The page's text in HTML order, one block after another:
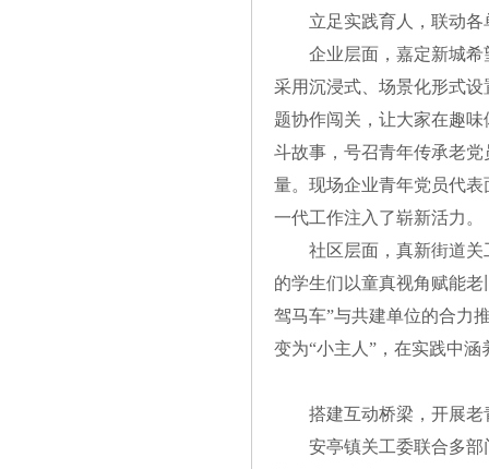
立足实践育人，联动
企业层面，嘉定新城希
采用沉浸式、场景化形式
题协作闯关，让大家在趣
斗故事，号召青年传承老
量。现场企业青年党员代
一代工作注入了崭新活力。
社区层面，真新街道
的学生们以童真视角赋能
驾马车”与共建单位的合力
变为“小主人”，在实践中涵
搭建互动桥梁，开展
安亭镇关工委联合多部